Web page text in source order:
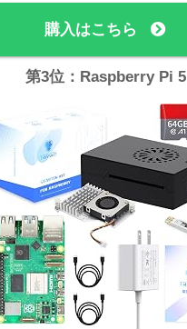
購入はこちら
第3位：Raspberry Pi 5